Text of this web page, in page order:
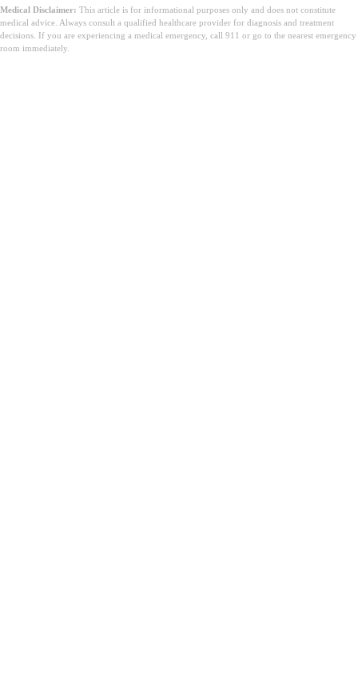
Medical Disclaimer: This article is for informational purposes only and does not constitute
medical advice. Always consult a qualified healthcare provider for diagnosis and treatment
decisions. If you are experiencing a medical emergency, call 911 or go to the nearest emergency
room immediately.